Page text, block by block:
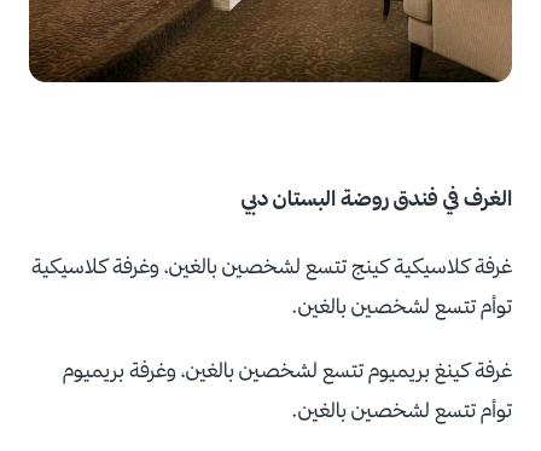
الغرف في فندق روضة البستان دبي
غرفة كلاسيكية كينج تتسع لشخصين بالغين، وغرفة كلاسيكية
توأم تتسع لشخصين بالغين.
غرفة كينغ بريميوم تتسع لشخصين بالغين، وغرفة بريميوم
توأم تتسع لشخصين بالغين.